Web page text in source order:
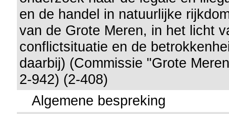
en de handel in natuurlijke
van de Grote Meren, in het licht
conflictsituatie en de
daarbij) (Commissie "Grote
2-942) (2-408)
Algemene bespreking